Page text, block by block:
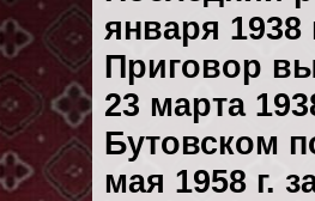
января 1938
Приговор
23 марта
Бутовском
мая 1958 г.